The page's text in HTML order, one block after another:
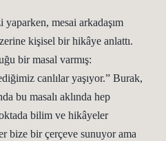
mesai arkadaşım
kişisel bir hikâye anlattı.
bir masal varmış:
canlılar yaşıyor.” Burak,
bu masalı aklında hep
bilim ve hikâyeler
bize bir çerçeve sunuyor ama